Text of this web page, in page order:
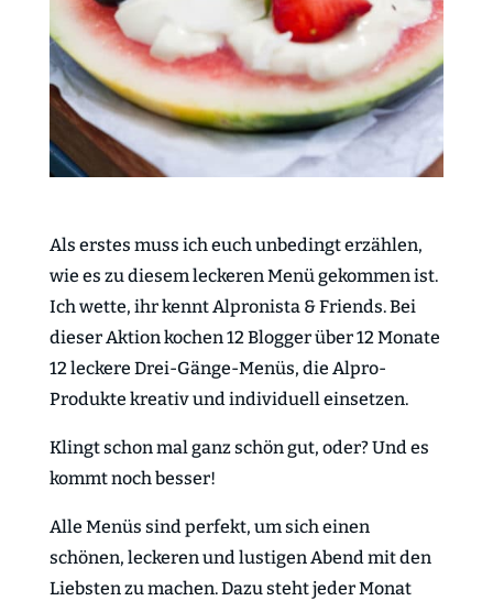
Als erstes muss ich euch unbedingt erzählen,
wie es zu diesem leckeren Menü gekommen ist.
Ich wette, ihr kennt Alpronista & Friends. Bei
dieser Aktion kochen 12 Blogger über 12 Monate
12 leckere Drei-Gänge-Menüs, die Alpro-
Produkte kreativ und individuell einsetzen.
Klingt schon mal ganz schön gut, oder? Und es
kommt noch besser!
Alle Menüs sind perfekt, um sich einen
schönen, leckeren und lustigen Abend mit den
Liebsten zu machen. Dazu steht jeder Monat